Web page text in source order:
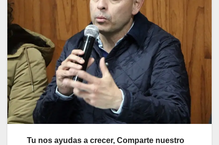
Tu nos ayudas a crecer, Comparte nuestro